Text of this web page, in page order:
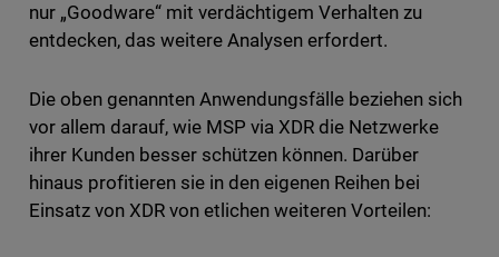
nur „Goodware“ mit verdächtigem Verhalten zu
entdecken, das weitere Analysen erfordert.
Die oben genannten Anwendungsfälle beziehen sich
vor allem darauf, wie MSP via XDR die Netzwerke
ihrer Kunden besser schützen können. Darüber
hinaus profitieren sie in den eigenen Reihen bei
Einsatz von XDR von etlichen weiteren Vorteilen: